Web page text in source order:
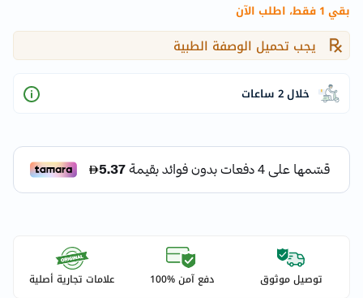
بقي 1 فقط، اطلب الآن
يجب تحميل الوصفة الطبية
خلال 2 ساعات
توصيل موثوق دفع آمن %100 علامات تجارية أصلية